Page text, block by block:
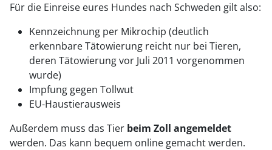
Für die Einreise eures Hundes nach Schweden gilt also:
Kennzeichnung per Mikrochip (deutlich
erkennbare Tätowierung reicht nur bei Tieren,
deren Tätowierung vor Juli 2011 vorgenommen
wurde)
Impfung gegen Tollwut
EU-Haustierausweis
Außerdem muss das Tier beim Zoll angemeldet
werden. Das kann bequem online gemacht werden.